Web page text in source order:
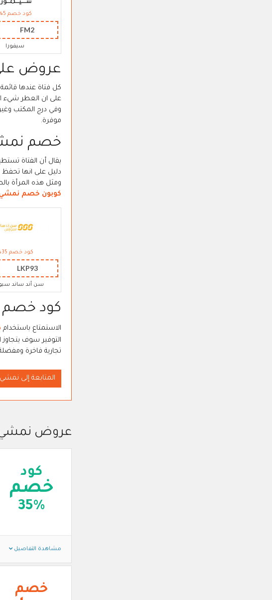
كود خصم 5%
FM2
سيفورا
عروض
كل فتاة عندها
على ان العطر شيء
وفي درج المكتب
موفرة.
خصم
يقال أن الفتاة
دليل على انها
ومثل هذه المرأة
كوبون خصم
كود خصم 35%
LKP93
سن أند ساند
كود خصم
الاستمتاع باستخدام
تجارية فاخرة
المتابعة إلى نمشي
عروض
كود
خصم
35%
مشاهدة التفاصيل
خصم